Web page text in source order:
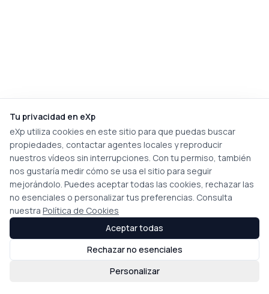
Tu privacidad en eXp
eXp utiliza cookies en este sitio para que puedas buscar
propiedades, contactar agentes locales y reproducir
nuestros vídeos sin interrupciones. Con tu permiso, también
nos gustaría medir cómo se usa el sitio para seguir
mejorándolo. Puedes aceptar todas las cookies, rechazar las
no esenciales o personalizar tus preferencias. Consulta
nuestra Política de Cookies
Personalizar
Rechazar no esenciales
Aceptar todas